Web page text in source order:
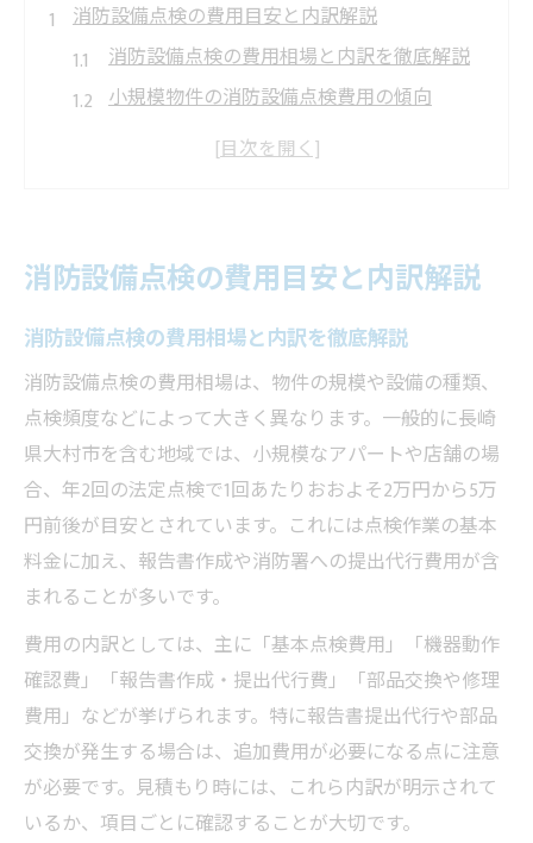
消防設備点検の費用目安と内訳解説
消防設備点検の費用相場と内訳を徹底解説
小規模物件の消防設備点検費用の傾向
点検費用に影響する主な要素とその理由
大村市でコストを抑える点検依頼術
消防設備点検のコスト削減に役立つ依頼方
法
大村市で賢く点検業者を選ぶポイント
複数見積もりで消防設備点検費用を比較検
討
点検依頼時に注意したいコスト交渉のコツ
報告手続き簡略化でコストを抑える工夫
長崎県エリアで安心の消防点検比較
長崎県で信頼できる消防設備点検業者の選
び方
消防設備点検費用相場の地域差と比較ポイ
ント
安心して任せられる業者を見極める基準
点検内容と費用の違いを比較する方法
消防設備点検の費用目安と内訳解説
消防設備点検の費用相場と内訳を徹底解説
消防設備点検の費用相場は、物件の規模や設備の種類、
点検頻度などによって大きく異なります。一般的に長崎
県大村市を含む地域では、小規模なアパートや店舗の場
合、年2回の法定点検で1回あたりおおよそ2万円から5万
円前後が目安とされています。これには点検作業の基本
料金に加え、報告書作成や消防署への提出代行費用が含
まれることが多いです。
費用の内訳としては、主に「基本点検費用」「機器動作
確認費」「報告書作成・提出代行費」「部品交換や修理
費用」などが挙げられます。特に報告書提出代行や部品
交換が発生する場合は、追加費用が必要になる点に注意
が必要です。見積もり時には、これら内訳が明示されて
いるか、項目ごとに確認することが大切です。